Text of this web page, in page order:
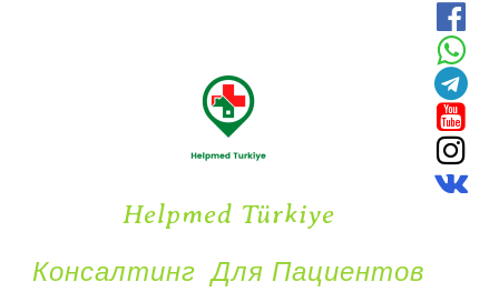






Helpmed Türkiye
Консалтинг Для Пациентов